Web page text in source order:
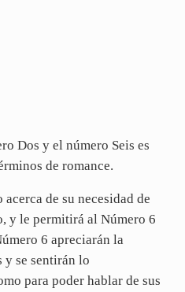
Dos y el número Seis es
de romance.
de su necesidad de
y le permitirá al Número 6
6 apreciarán la
y se sentirán lo
para poder hablar de sus